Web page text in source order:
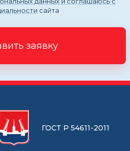
сайта
заявку
ГОСТ Р 54611-2011